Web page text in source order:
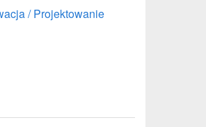
/ Projektowanie